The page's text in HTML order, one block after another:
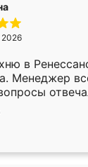
он более
что-то
2026
в
Менеджер
в субботу,
работали